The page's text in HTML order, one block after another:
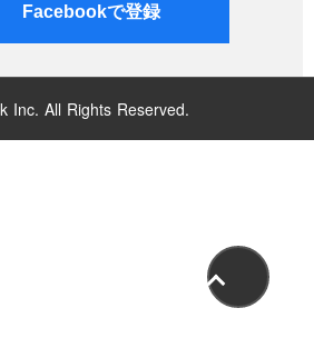
Facebookで登録
Inc. All Rights Reserved.